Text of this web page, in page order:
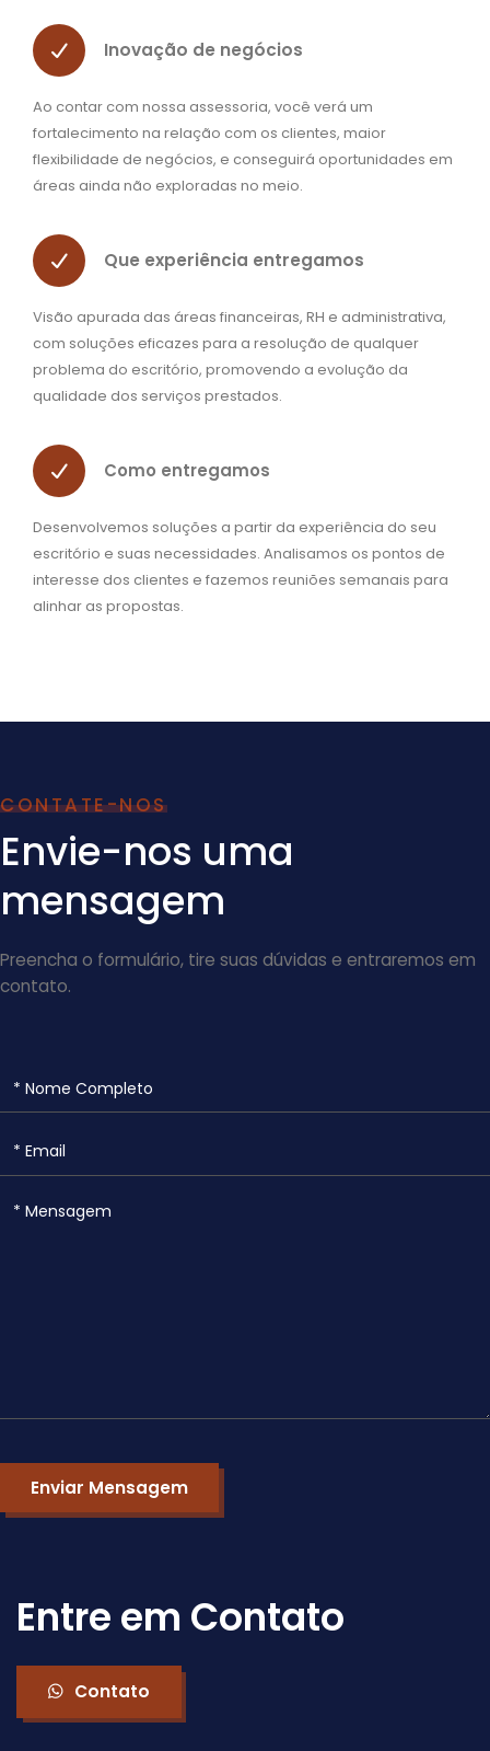
Inovação de negócios
Ao contar com nossa assessoria, você verá um
fortalecimento na relação com os clientes, maior
flexibilidade de negócios, e conseguirá oportunidades em
áreas ainda não exploradas no meio.
Que experiência entregamos
Visão apurada das áreas financeiras, RH e administrativa,
com soluções eficazes para a resolução de qualquer
problema do escritório, promovendo a evolução da
qualidade dos serviços prestados.
Como entregamos
Desenvolvemos soluções a partir da experiência do seu
escritório e suas necessidades. Analisamos os pontos de
interesse dos clientes e fazemos reuniões semanais para
alinhar as propostas.
CONTATE-NOS
Envie-nos uma
mensagem
Preencha o formulário, tire suas dúvidas e entraremos em
contato.
Entre em Contato
Contato